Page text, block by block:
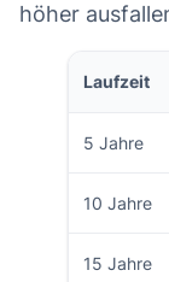
höher
5 Jahre
10 Jahre
15 Jahre